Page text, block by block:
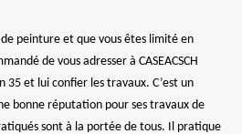
peinture et que vous êtes limité en
de vous adresser à CASEACSCH
35 et lui confier les travaux. C’est un
bonne réputation pour ses travaux de
sont à la portée de tous. Il pratique